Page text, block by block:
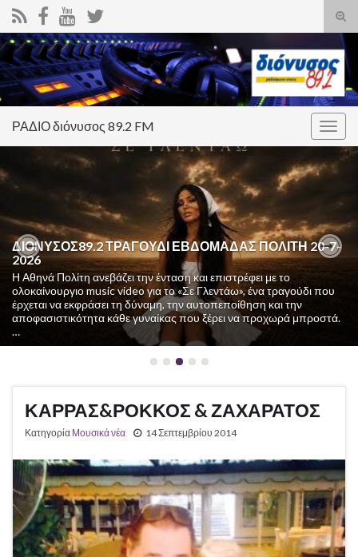
Search for:
ΡΑΔΙΟ διόνυσος 89.2 FM
ΔΙΟΝΥΣΟΣ89.2 ΤΡΑΓΟΥΔΙ ΕΒΔΟΜΑΔΑΣ ΠΟΛΙΤΗ 20-7-
2026
Η Αθηνά Πολίτη ανεβάζει την ένταση και επιστρέφει με το
ολοκαίνουργιο music video για το «Σε Γλεντάω», ένα τραγούδι που
έρχεται να εκφράσει τη δύναμη, την αυτοπεποίθηση και την
αποφασιστικότητα κάθε γυναίκας που ξέρει να προχωρά μπροστά.
…
Previous
ΚΑΡΡΑΣ&ΡΟΚΚΟΣ & ΖΑΧΑΡΑΤΟΣ
Κατηγορία Μουσικά νέα 14 Σεπτεμβρίου 2014